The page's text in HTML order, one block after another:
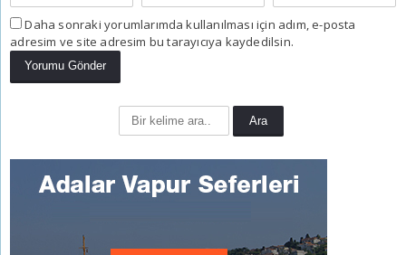
Daha sonraki yorumlarımda kullanılması için adım, e-posta
adresim ve site adresim bu tarayıcıya kaydedilsin.